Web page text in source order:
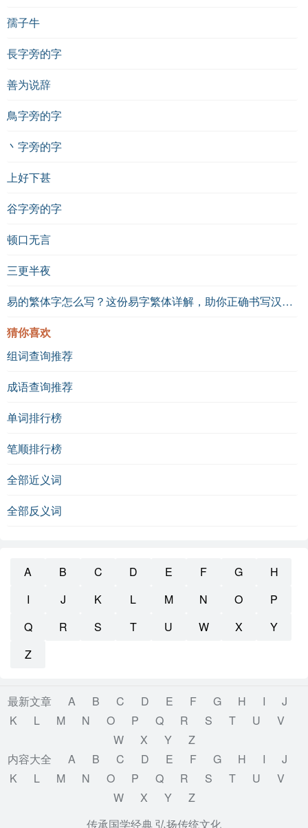
孺子牛
長字旁的字
善为说辞
鳥字旁的字
丶字旁的字
上好下甚
谷字旁的字
顿口无言
三更半夜
易的繁体字怎么写？这份易字繁体详解，助你正确书写汉字_汉字繁体学习
猜你喜欢
组词查询推荐
成语查询推荐
单词排行榜
笔顺排行榜
全部近义词
全部反义词
A B C D E F G
H
I
J K L M N O
P
Q
R S T U W X
Y
Z
最新文章 A B C D E F G H I
J
K
L M N O P Q R S T U
V
W
X Y
Z
内容大全
A B C D E F G H I
J
K
L M N O P Q R S T U
V
W
X Y
Z
传承国学经典 弘扬传统文化